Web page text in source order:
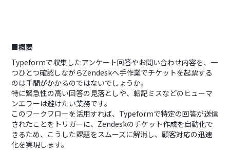
■概要
Typeformで収集したアンケート回答やお問い合わせ内容を、一
つひとつ確認しながらZendeskへ手作業でチケットを起票する
のは手間がかかるのではないでしょうか。
特に緊急性の高い回答の見落としや、転記ミスなどのヒューマ
ンエラーは避けたい業務です。
このワークフローを活用すれば、Typeformで特定の回答が送信
されたことをトリガーに、Zendeskのチケット作成を自動化で
きるため、こうした課題をスムーズに解消し、顧客対応の迅速
化を実現します。